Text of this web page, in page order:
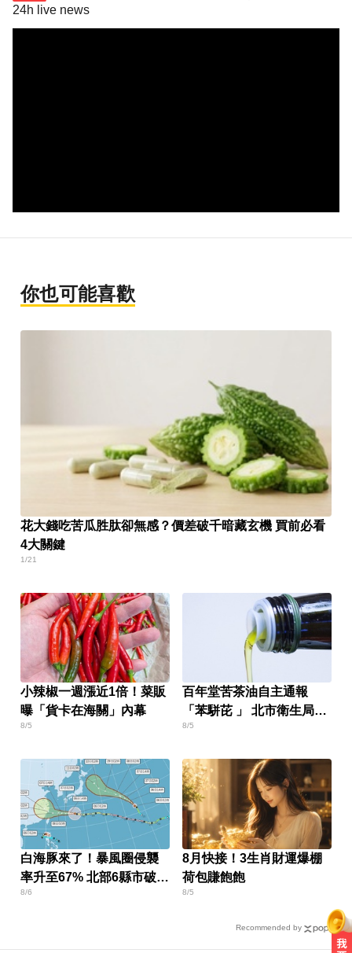
24h live news
你也可能喜歡
花大錢吃苦瓜胜肽卻無感？價差破千暗藏玄機 買前必看
4大關鍵
1/21
小辣椒一週漲近1倍！菜販
曝「貨卡在海關」內幕
8/5
百年堂苦茶油自主通報
「苯駢芘 」 北市衛生局火
速下架
8/5
白海豚來了！暴風圈侵襲
率升至67% 北部6縣市破5
成
8/6
8月快接！3生肖財運爆棚
荷包賺飽飽
8/5
Recommended by